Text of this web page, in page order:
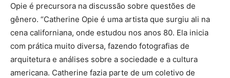
Opie é precursora na discussão sobre questões de
gênero. “Catherine Opie é uma artista que surgiu ali na
cena californiana, onde estudou nos anos 80. Ela inicia
com prática muito diversa, fazendo fotografias de
arquitetura e análises sobre a sociedade e a cultura
americana. Catherine fazia parte de um coletivo de